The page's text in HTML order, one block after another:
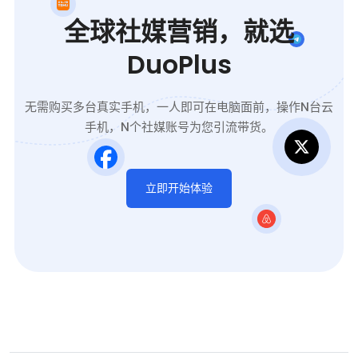
全球社媒营销，就选
DuoPlus
无需购买多台真实手机，一人即可在电脑面前，操作N台云
手机，N个社媒账号为您引流带货。
立即开始体验